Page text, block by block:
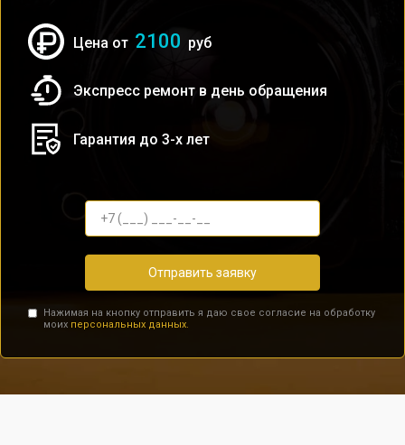
Цена от 2100 руб
Экспресс ремонт в день обращения
Гарантия до 3-х лет
Отправить заявку
Нажимая на кнопку отправить я даю свое согласие на обработку
моих персональных данных.